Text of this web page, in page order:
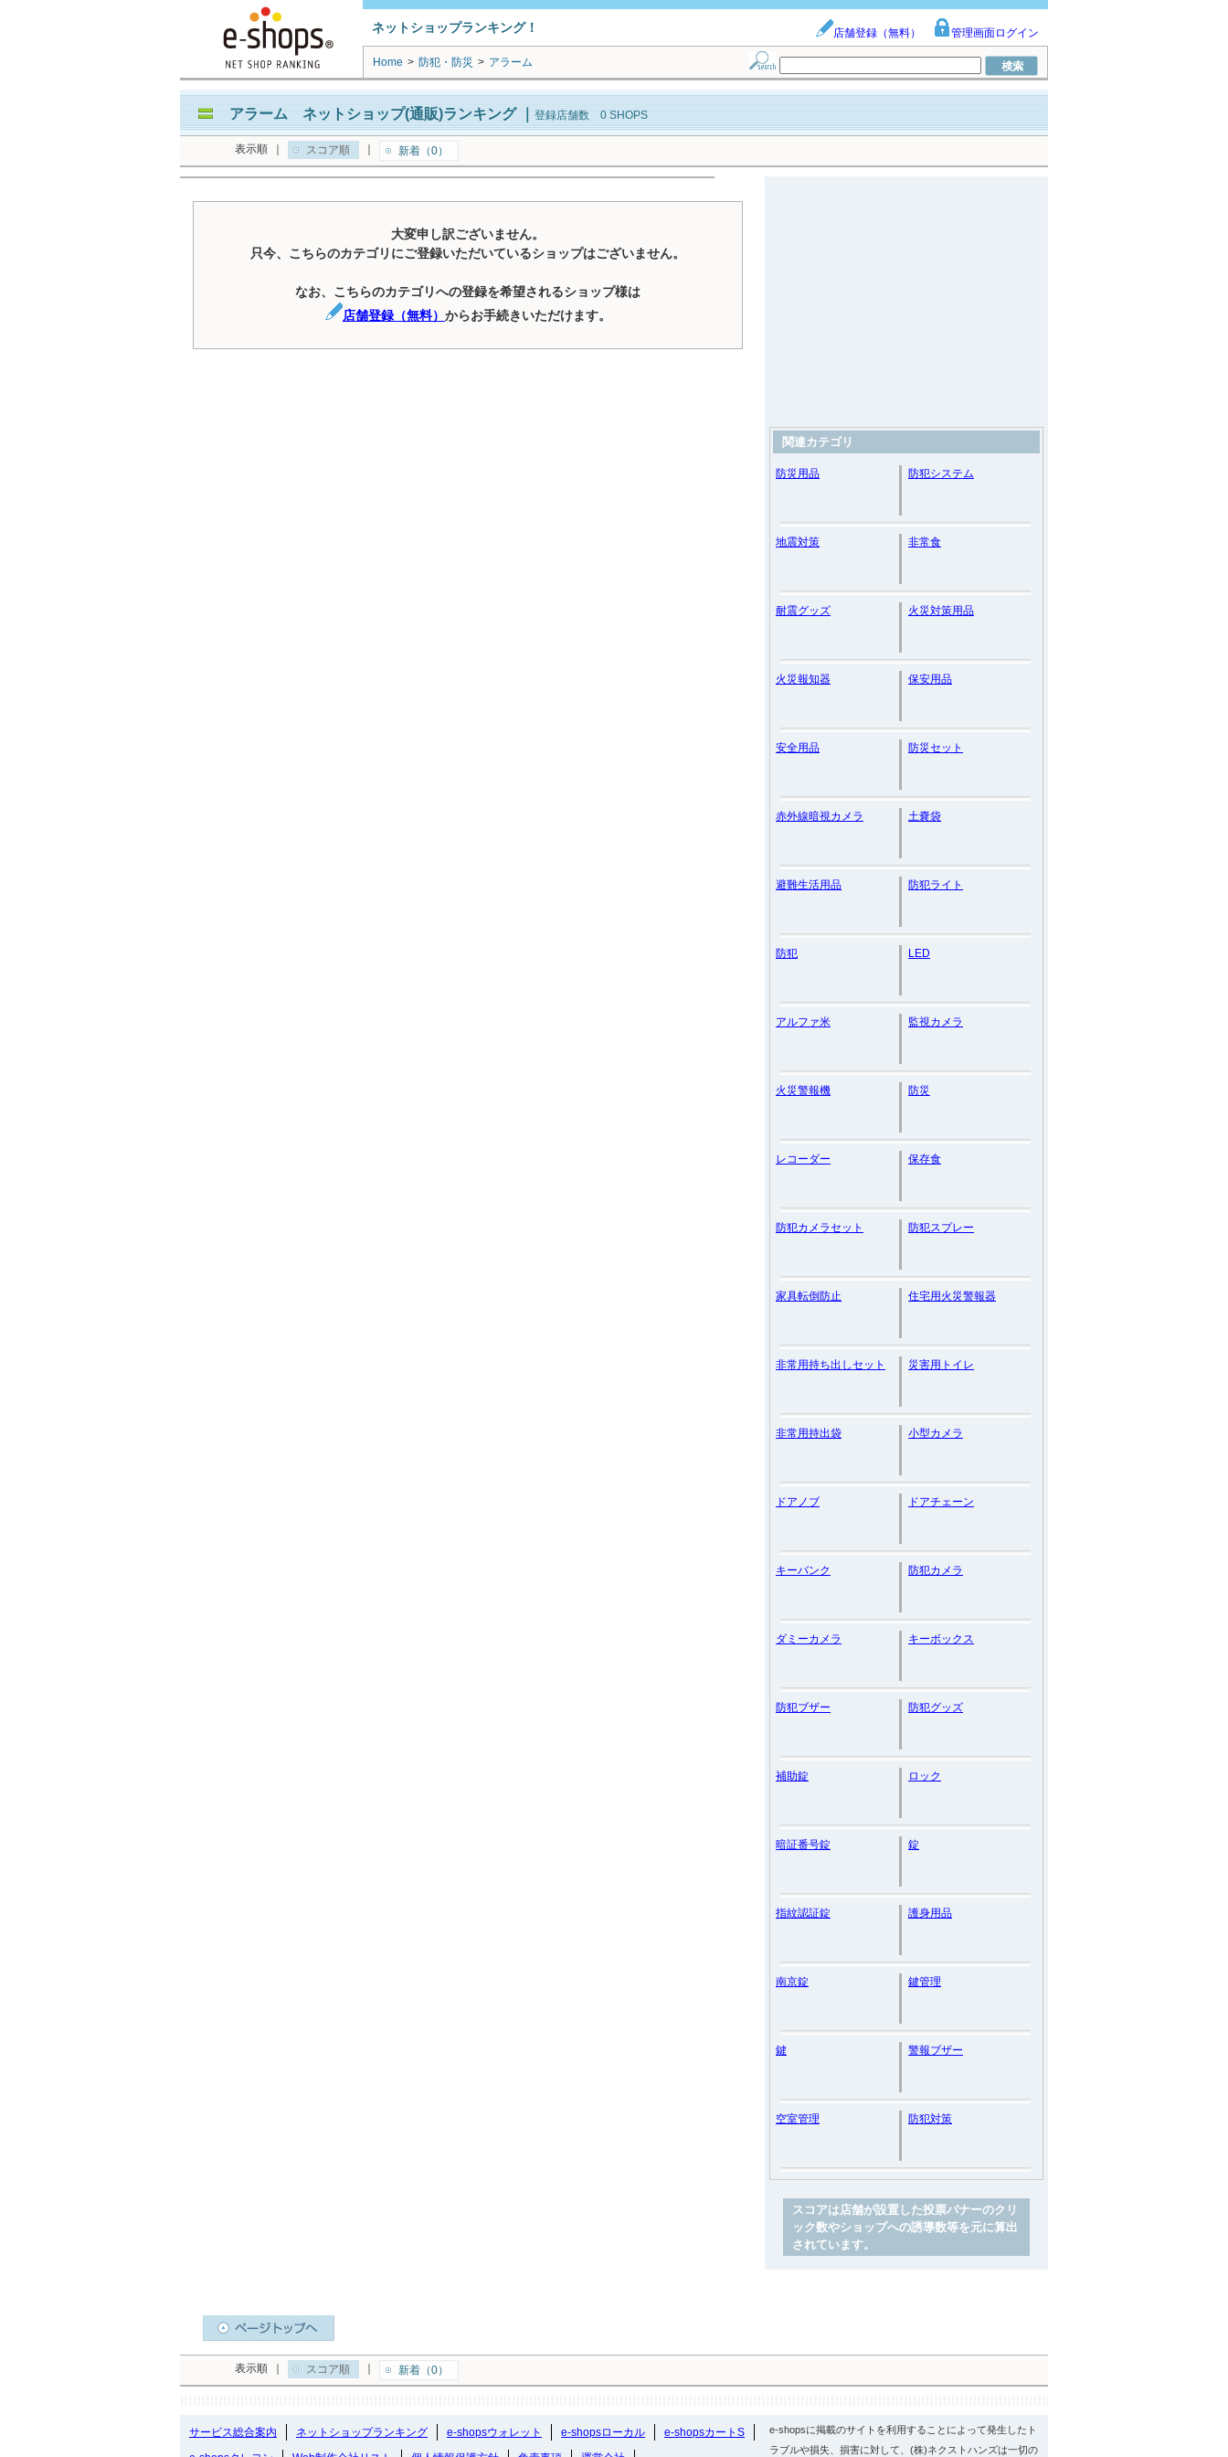
ネットショップランキング！ 店舗登録（無料） 管理画面ログイン
Home > 防犯・防災 > アラーム
アラーム ネットショップ(通販)ランキング｜ 登録店舗数 0 SHOPS
表示順 スコア順 新着（0）
大変申し訳ございません。
只今、こちらのカテゴリにご登録いただいているショップはございません。
なお、こちらのカテゴリへの登録を希望されるショップ様は
店舗登録（無料） からお手続きいただけます。
関連カテゴリ
防災用品 防犯システム
地震対策 非常食
耐震グッズ 火災対策用品
火災報知器 保安用品
安全用品 防災セット
赤外線暗視カメラ 土嚢袋
避難生活用品 防犯ライト
防犯 LED
アルファ米 監視カメラ
火災警報機 防災
レコーダー 保存食
防犯カメラセット 防犯スプレー
家具転倒防止 住宅用火災警報器
非常用持ち出しセット 災害用トイレ
非常用持出袋 小型カメラ
ドアノブ ドアチェーン
キーバンク 防犯カメラ
ダミーカメラ キーボックス
防犯ブザー 防犯グッズ
補助錠 ロック
暗証番号錠 錠
指紋認証錠 護身用品
南京錠 鍵管理
鍵 警報ブザー
空室管理 防犯対策
スコアは店舗が設置した投票バナーのクリ
ック数やショップへの誘導数等を元に算出
されています。
表示順 スコア順 新着（0）
サービス総合案内 ネットショップランキング e-shopsウォレット e-shopsローカル
e-shopsカートS
e-shopsに掲載のサイトを利用することによって発生したト
ラブルや損失、損害に対して、(株)ネクストハンズは一切の